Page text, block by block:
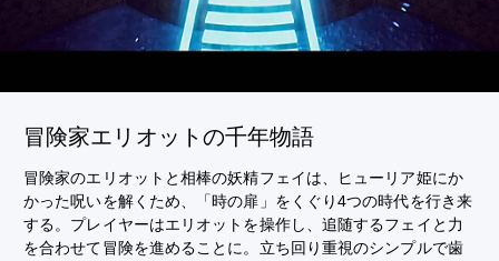
冒険家エリオットの千年物語
冒険家のエリオットと相棒の妖精フェイは、ヒューリア姫にか
かった呪いを解くため、「時の扉」をくぐり4つの時代を行き来
する。プレイヤーはエリオットを操作し、追随するフェイと力
を合わせて冒険を進めることに。立ち回り重視のシンプルで歯